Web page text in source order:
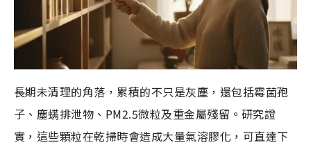
長期未清理的角落，累積的不只是灰塵，還包括霉菌孢
子、塵螨排泄物、PM2.5微粒及重金屬殘留。研究證
實，這些顆粒在乾掃時會造成大量氣溶膠化，可直達下